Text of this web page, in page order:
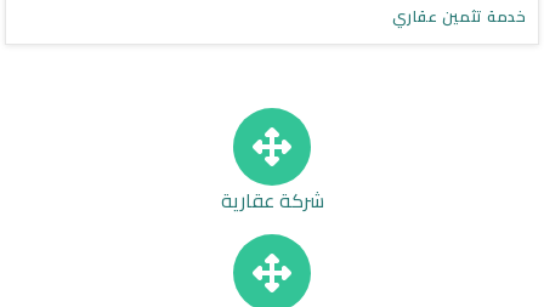
خدمة تثمين عقاري
شركة عقارية